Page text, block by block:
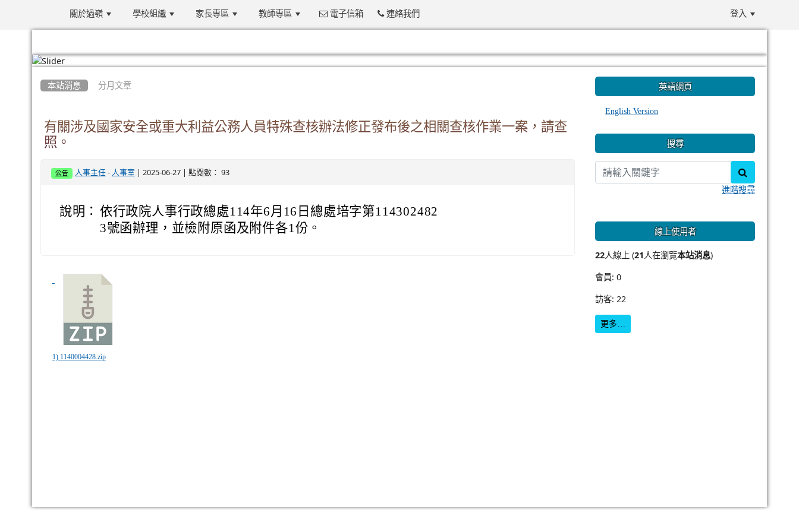
關於過嶺 學校組織 家長專區 教師專區 電子信箱 連絡我們 登入
本站消息 分月文章
有關涉及國家安全或重大利益公務人員特殊查核辦法修正發布後之相關查核作業一案，請查
照。
公告 人事主任- 人事室 | 2025-06-27 | 點閱數： 93
說明： 依行政院人事行政總處114年6月16日總處培字第114302482
3號函辦理，並檢附原函及附件各1份。
1) 1140004428.zip
英語網頁
English Version
搜尋
進階搜尋
線上使用者
22人線上 (21人在瀏覽本站消息)
會員: 0
訪客: 22
更多…